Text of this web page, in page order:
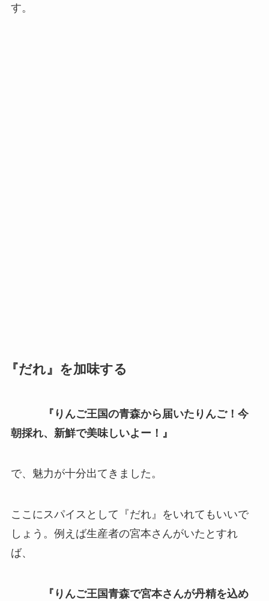
す。
『だれ』を加味する
『りんご王国の青森から届いたりんご！今
朝採れ、新鮮で美味しいよー！』
で、魅力が十分出てきました。
ここにスパイスとして『だれ』をいれてもいいで
しょう。例えば生産者の宮本さんがいたとすれ
ば、
『りんご王国青森で宮本さんが丹精を込め